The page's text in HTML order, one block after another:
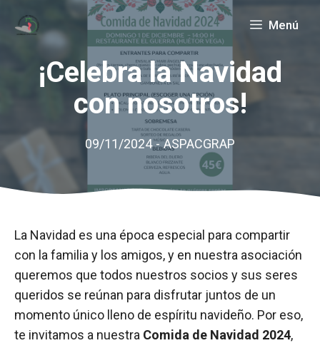
contenido
Menú
¡Celebra la Navidad
con nosotros!
09/11/2024 - ASPACGRAP
La Navidad es una época especial para compartir
con la familia y los amigos, y en nuestra asociación
queremos que todos nuestros socios y sus seres
queridos se reúnan para disfrutar juntos de un
momento único lleno de espíritu navideño. Por eso,
te invitamos a nuestra Comida de Navidad 2024,